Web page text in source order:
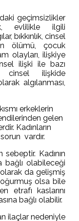
geçimsizlikler
evlilikle ilgili
bıkkınlık, cinsel
ölümü, çocuk
olayları, ilişkiye
ilişki ile bazı
cinsel ilişkide
algılanması,
erkeklerin
gelen
Kadınların
vardır.
Kadının
bağlı olabileceği
da gelişmiş
olsa bile
etrafı kaslarını
bağlı olabilir.
ilaçlar nedeniyle